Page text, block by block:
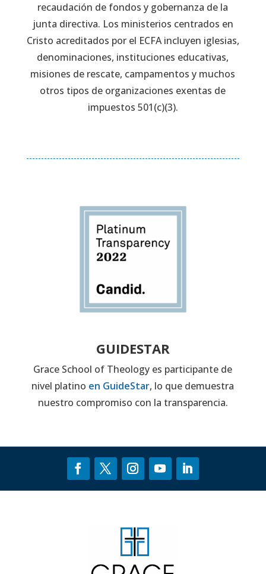
recaudación de fondos y gobernanza de la
junta directiva. Los ministerios centrados en
Cristo acreditados por el ECFA incluyen iglesias,
denominaciones, instituciones educativas,
misiones de rescate, campamentos y muchos
otros tipos de organizaciones exentas de
impuestos 501(c)(3).
GUIDESTAR
Grace School of Theology es participante de
nivel platino en GuideStar, lo que demuestra
nuestro compromiso con la transparencia.